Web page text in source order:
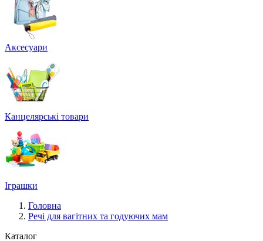
Аксесуари
Канцелярські товари
Іграшки
Головна
Речі для вагітних та годуючих мам
Каталог